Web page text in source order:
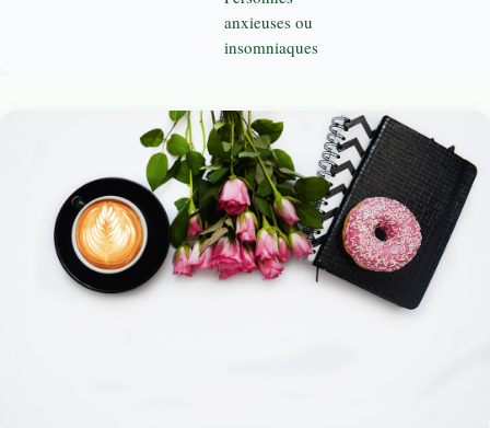
anxieuses ou
insomniaques